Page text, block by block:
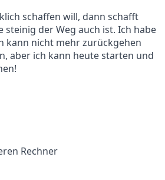
schaffen will, dann schafft
steinig der Weg auch ist. Ich habe
kann nicht mehr zurückgehen
aber ich kann heute starten und
Rechner